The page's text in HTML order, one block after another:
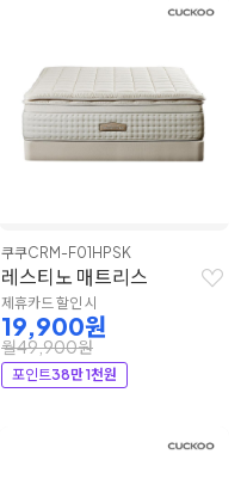
쿠쿠CRM-F01HPSK
레스티노 매트리스
제휴카드 할인 시
19,900원
월49,900원
포인트38만 1천원